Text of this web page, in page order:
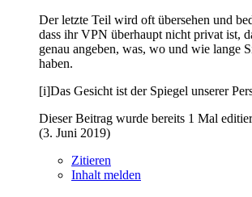
Der letzte Teil wird oft übersehen und
dass ihr VPN überhaupt nicht privat ist,
genau angeben, was, wo und wie lange
haben.
[i]Das Gesicht ist der Spiegel unserer
Dieser Beitrag wurde bereits 1 Mal
(3. Juni 2019)
Zitieren
Inhalt melden